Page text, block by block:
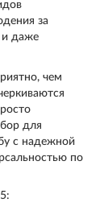
за
и даже
чем
для
с надежной
по